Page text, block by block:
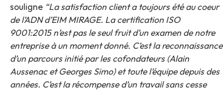
souligne “La satisfaction client a toujours été au coeur
de l’ADN d’EIM MIRAGE. La certification ISO
9001:2015 n’est pas le seul fruit d’un examen de notre
entreprise à un moment donné. C’est la reconnaissance
d’un parcours initié par les cofondateurs (Alain
Aussenac et Georges Simo) et toute l’équipe depuis des
années. C’est la récompense d’un travail sans cesse